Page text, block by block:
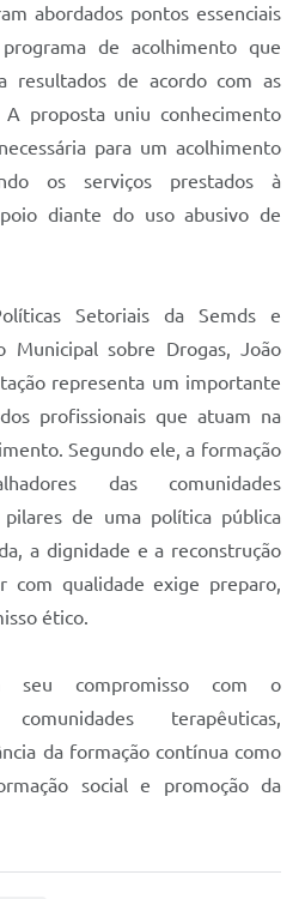
abordados pontos essenciais
de acolhimento que
resultados de acordo com as
A proposta uniu conhecimento
para um acolhimento
os serviços prestados à
diante do uso abusivo de
Setoriais da Semds e
Municipal sobre Drogas, João
representa um importante
profissionais que atuam na
Segundo ele, a formação
das comunidades
de uma política pública
a dignidade e a reconstrução
com qualidade exige preparo,
ético.
seu compromisso com o
terapêuticas,
da formação contínua como
social e promoção da